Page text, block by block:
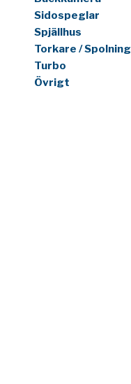
Sidospeglar
Spjällhus
Torkare / Spolning
Turbo
Övrigt